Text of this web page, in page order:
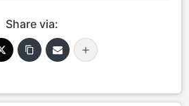
Share via: